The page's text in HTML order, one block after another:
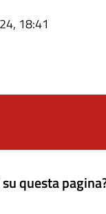
18:41
questa